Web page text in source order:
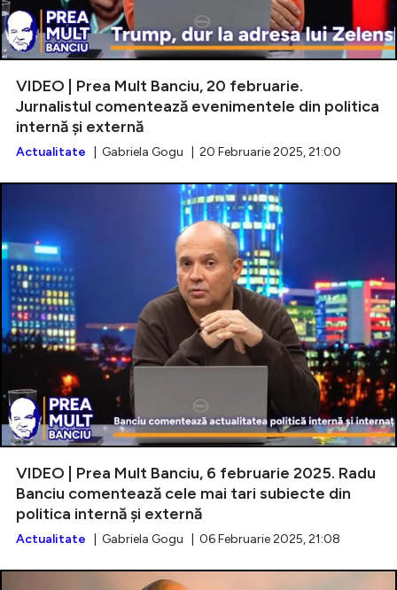
VIDEO | Prea Mult Banciu, 20 februarie.
Jurnalistul comentează evenimentele din politica
internă și externă
Actualitate | Gabriela Gogu | 20 Februarie 2025, 21:00
VIDEO | Prea Mult Banciu, 6 februarie 2025. Radu
Banciu comentează cele mai tari subiecte din
politica internă și externă
Actualitate | Gabriela Gogu | 06 Februarie 2025, 21:08